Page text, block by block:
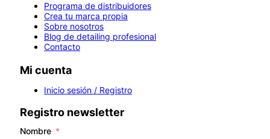
Programa de distribuidores
Crea tu marca propia
Sobre nosotros
Blog de detailing profesional
Contacto
Mi cuenta
Inicio sesión / Registro
Registro newsletter
Nombre